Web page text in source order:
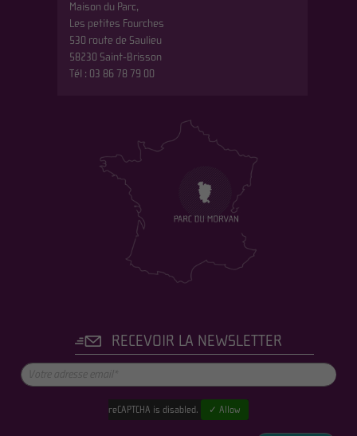
Maison du Parc,
Les petites Fourches
530 route de Saulieu
58230 Saint-Brisson
Tél : 03 86 78 79 00
RECEVOIR LA NEWSLETTER
reCAPTCHA is disabled. ✓ Allow